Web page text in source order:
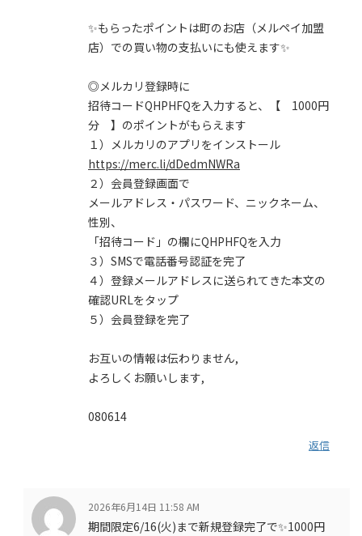
✨もらったポイントは町のお店（メルペイ加盟
店）での買い物の支払いにも使えます✨
◎メルカリ登録時に
招待コードQHPHFQを入力すると、【 1000円
分 】のポイントがもらえます
１）メルカリのアプリをインストール
https://merc.li/dDedmNWRa
２）会員登録画面で
メールアドレス・パスワード、ニックネーム、
性別、
「招待コード」の欄にQHPHFQを入力
３）SMSで電話番号認証を完了
４）登録メールアドレスに送られてきた本文の
確認URLをタップ
５）会員登録を完了
お互いの情報は伝わりません,
よろしくお願いします,
080614
返信
2026年6月14日 11:58 AM
期間限定6/16(火)まで新規登録完了で✨1000円